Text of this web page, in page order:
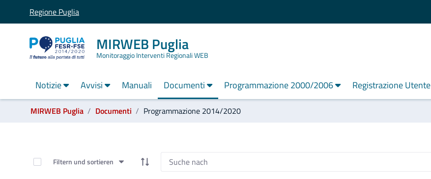
Regione Puglia
MIRWEB Puglia
Monitoraggio Interventi Regionali WEB
Notizie Avvisi Manuali Documenti Programmazione 2000/2006 Registrazione Utente
MIRWEB Puglia Documenti Programmazione 2014/2020
Elemente auswählen
Filtern und sortieren